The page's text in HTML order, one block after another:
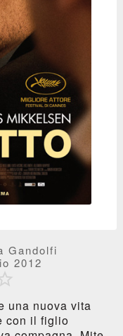
Gandolfi
2012
una nuova vita
con il figlio